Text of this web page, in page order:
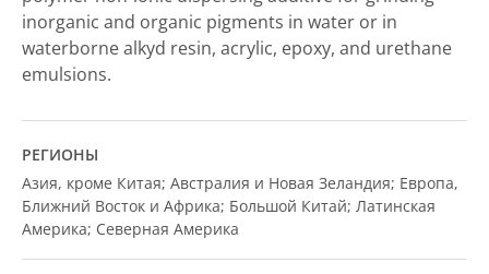
inorganic and organic pigments in water or in
waterborne alkyd resin, acrylic, epoxy, and urethane
emulsions.
РЕГИОНЫ
Азия, кроме Китая; Австралия и Новая Зеландия; Европа,
Ближний Восток и Африка; Большой Китай; Латинская
Америка; Северная Америка